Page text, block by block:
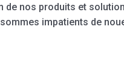
de nos produits et
impatients de